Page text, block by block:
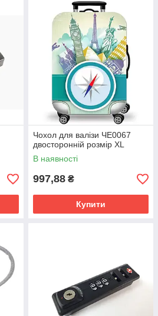
Чохол для валізи ЧE0067
двосторонній розмір XL
В наявності
997,88 ₴
Купити